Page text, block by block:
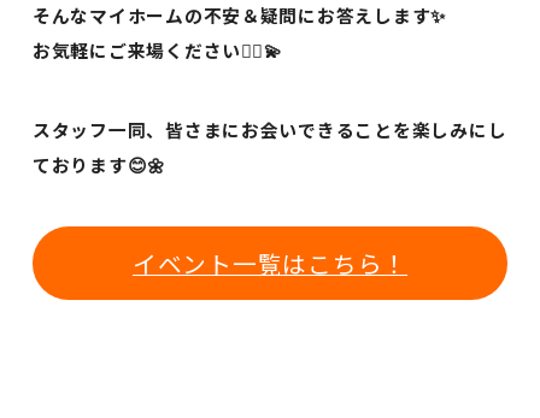
そんなマイホームの不安＆疑問にお答えします✨
お気軽にご来場ください🙇‍♀️💫
スタッフ一同、皆さまにお会いできることを楽しみにし
ております😊🌼
イベント一覧はこちら！